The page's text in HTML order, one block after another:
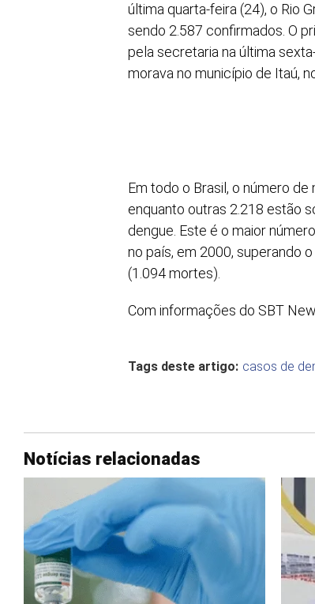
última quarta-feira (24), o Rio
sendo 2.587 confirmados. O
pela secretaria na última
morava no município de Itaú,
Em todo o Brasil, o número
enquanto outras 2.218 estão
dengue. Este é o maior
no país, em 2000, superando
(1.094 mortes).
Com informações do SBT
Tags deste artigo: casos de
Notícias relacionadas